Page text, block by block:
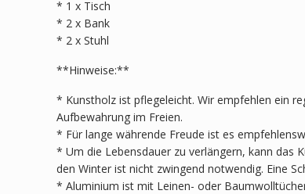
* 1 x Tisch
* 2 x Bank
* 2 x Stuhl
**Hinweise:**
* Kunstholz ist pflegeleicht. Wir empfehlen ein
Aufbewahrung im Freien.
* Für lange währende Freude ist es
* Um die Lebensdauer zu verlängern, kann das
den Winter ist nicht zwingend notwendig. Eine
* Aluminium ist mit Leinen- oder